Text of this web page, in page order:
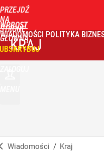
PRZEJDŹ
NA
STRONĘ
GŁÓWNĄ
WPROST
WIADOMOŚCI POLITYKA
KRAJ
Wiadomości / Kraj